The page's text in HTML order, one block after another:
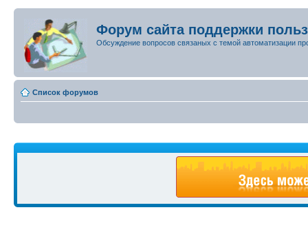
Форум сайта поддержки
Обсуждение вопросов связаных с темой автоматизации
Список форумов